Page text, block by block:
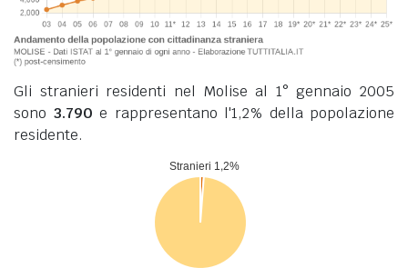
Gli stranieri residenti nel Molise al 1° gennaio 2005
sono 3.790 e rappresentano l'1,2% della popolazione
residente.